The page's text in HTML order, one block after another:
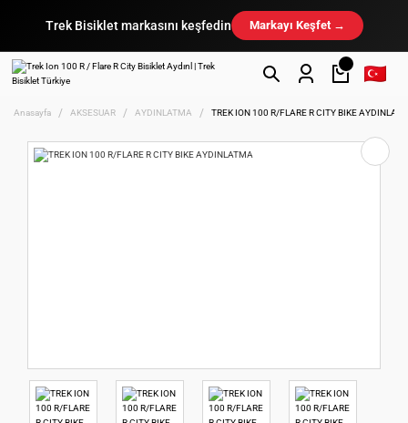
Trek Bisiklet markasını keşfedin Markayı Keşfet →
Anasayfa AKSESUAR AYDINLATMA TREK ION 100 R/FLARE R CITY BIKE